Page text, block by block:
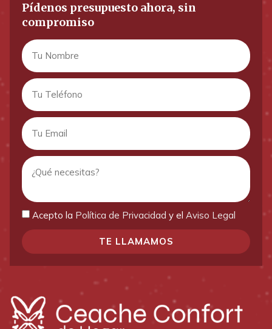
Pídenos presupuesto ahora, sin
compromiso
Acepto la Política de Privacidad y el Aviso Legal
TE LLAMAMOS